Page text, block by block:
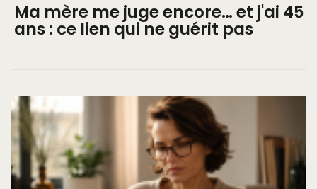
Ma mère me juge encore… et j'ai 45
ans : ce lien qui ne guérit pas